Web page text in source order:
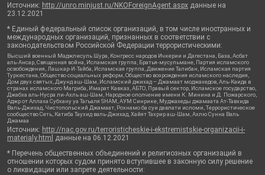
Источник: http://unro.minjust.ru/NKOForeignAgent.aspx данные на
23.12.2021
* Единый федеральный список организаций, в том числе иностранных и
международных организаций, признанных в соответствии с
законодательством Российской Федерации террористическими:
Высший военный Маджлисуль Шура, Конгресс народов Ичкерии и Дагестана, База, Асбат
аль-Ансар, Священная война, Исламская группа, Братья-мусульмане, Партия исламского
освобождения, Лашкар-И-Тайба, Исламская группа, Движение Талибан, Исламская партия
Туркестана, Общество социальных реформ, Общество возрождения исламского наследия,
Дом двух святых, Джунд аш-Шам, Исламский джихад – Джамаат моджахедов, Аль-Каида в
странах исламского Магриба, Имарат Кавказ, АБТО, Правый сектор, Исламское государство,
Джабха аль-Нусра ли-Ахль аш-Шам, Народное ополчение имени К. Минина и Д. Пожарского,
Аджр от Аллаха Субхану уа Тагьаля SHAM, АУМ Синрике, Муджахеды джамаата Ат-Тавхида
Валь-Джихад, Чистопольский Джамаат, Рохнамо ба суи давлати исломи, Террористическое
сообщество Сеть, Катиба Таухид валь-Джихад, Хайят Тахрир аш-Шам, Ахлю Сунна Валь
Джамаа
Источник: http://nac.gov.ru/terroristicheskie-i-ekstremistskie-organizacii-i-
materialy.html данные на 06.12.2021
* Перечень общественных объединений и религиозных организаций в
отношении которых судом принято вступившее в законную силу решение
о ликвидации или запрете деятельности: